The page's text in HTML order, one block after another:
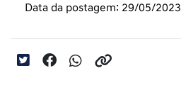
Data da postagem: 29/05/2023